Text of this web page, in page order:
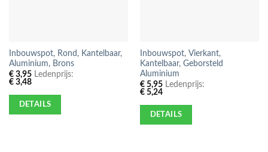
Inbouwspot, Rond, Kantelbaar,
Aluminium, Brons
€3,95Ledenprijs:
€3,48
DETAILS
Inbouwspot, Vierkant,
Kantelbaar, Geborsteld
Aluminium
€5,95Ledenprijs:
€5,24
DETAILS